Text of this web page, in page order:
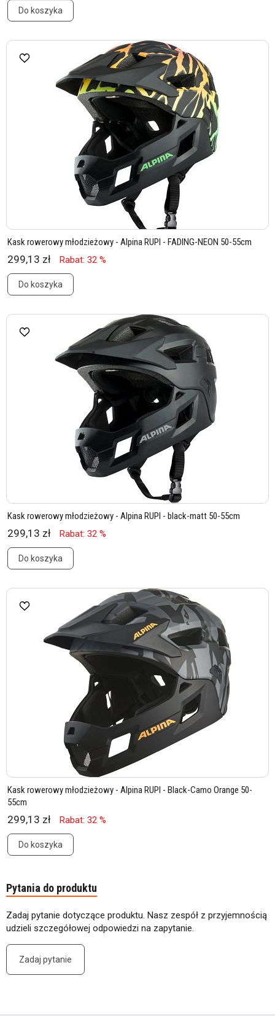
Do koszyka
Kask rowerowy młodzieżowy - Alpina RUPI - FADING-NEON 50-55cm
299,13 zł Rabat: 32 %
Do koszyka
Kask rowerowy młodzieżowy - Alpina RUPI - black-matt 50-55cm
299,13 zł Rabat: 32 %
Do koszyka
Kask rowerowy młodzieżowy - Alpina RUPI - Black-Camo Orange 50-
55cm
299,13 zł Rabat: 32 %
Do koszyka
Pytania do produktu
Zadaj pytanie dotyczące produktu. Nasz zespół z przyjemnością
udzieli szczegółowej odpowiedzi na zapytanie.
Zadaj pytanie